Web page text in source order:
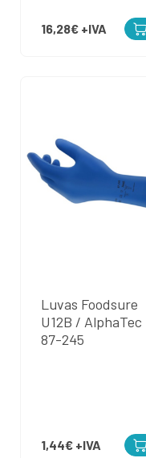
16,28€ +IVA
Luvas Foodsure
U12B / AlphaTec
87-245
1,44€ +IVA